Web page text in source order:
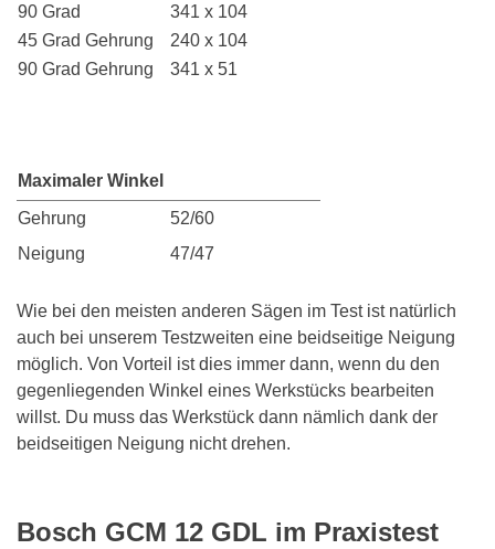
90 Grad
341 x 104
45 Grad Gehrung
240 x 104
90 Grad Gehrung
341 x 51
Maximaler Winkel
Gehrung
52/60
Neigung
47/47
Wie bei den meisten anderen Sägen im Test ist natürlich
auch bei unserem Testzweiten eine beidseitige Neigung
möglich. Von Vorteil ist dies immer dann, wenn du den
gegenliegenden Winkel eines Werkstücks bearbeiten
willst. Du muss das Werkstück dann nämlich dank der
beidseitigen Neigung nicht drehen.
Bosch GCM 12 GDL im Praxistest